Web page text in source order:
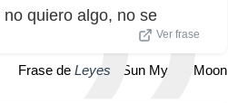
quiero algo, no se
Ver frase
Frase de Leyes | Sun Myung Moon